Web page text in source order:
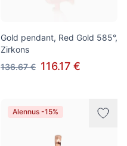
Gold pendant, Red Gold 585°,
Zirkons
136.67 € 116.17 €
Alennus -15%